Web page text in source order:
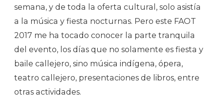
semana, y de toda la oferta cultural, solo asistía
a la música y fiesta nocturnas. Pero este FAOT
2017 me ha tocado conocer la parte tranquila
del evento, los días que no solamente es fiesta y
baile callejero, sino música indígena, ópera,
teatro callejero, presentaciones de libros, entre
otras actividades.